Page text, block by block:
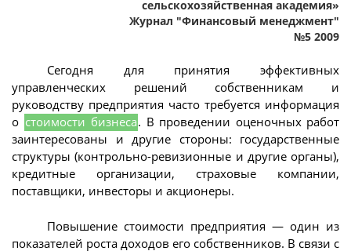
сельскохозяйственная академия»
Журнал "Финансовый менеджмент"
№5 2009
Сегодня для принятия эффективных
управленческих решений собственникам и
руководству предприятия часто требуется информация
о стоимости бизнеса. В проведении оценочных работ
заинтересованы и другие стороны: государственные
структуры (контрольно-ревизионные и другие органы),
кредитные организации, страховые компании,
поставщики, инвесторы и акционеры.
Повышение стоимости предприятия — один из
показателей роста доходов его собственников. В связи с